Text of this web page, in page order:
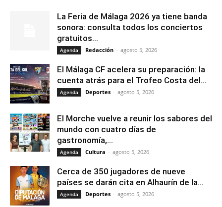
La Feria de Málaga 2026 ya tiene banda
sonora: consulta todos los conciertos
gratuitos...
Agenda Redacción - agosto 5, 2026
El Málaga CF acelera su preparación: la
cuenta atrás para el Trofeo Costa del...
Agenda Deportes - agosto 5, 2026
El Morche vuelve a reunir los sabores del
mundo con cuatro días de
gastronomía,...
Agenda Cultura - agosto 5, 2026
Cerca de 350 jugadores de nueve
países se darán cita en Alhaurín de la...
Agenda Deportes - agosto 5, 2026